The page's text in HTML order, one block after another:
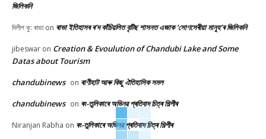
জিলিকনি
দিলীপ কু: ৰাভাon ৰাভা ইতিহাসৰ ৰ’দ কাঁচিয়লিত বৃটিছ শাসনত এজাক ‘সোণসেৰীয়া মানুহ’ৰ জিলিকনি
jibeswar on Creation & Evoulution of Chandubi Lake and Some
Datas about Tourism
chandubinews on ৰাণীহাট আৰু কিছু ঐতিহাসিক সমল
chandubinews on ৰং-তুলিকাৰে অভিনৱ প্ৰতিবাদ চিত্ৰ শিল্পীৰ
Niranjan Rabha on ৰং-তুলিকাৰে অভিনৱ প্ৰতিবাদ চিত্ৰ শিল্পীৰ